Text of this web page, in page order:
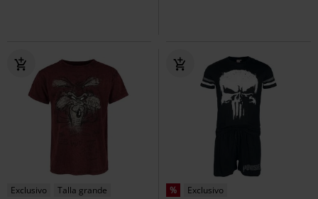
Exclusivo
Talla grande
% Exclusivo